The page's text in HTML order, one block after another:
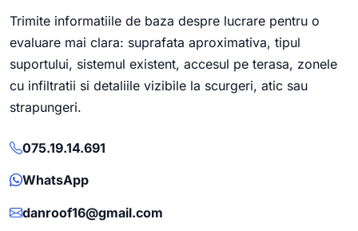
Trimite informatiile de baza despre lucrare pentru o
evaluare mai clara: suprafata aproximativa, tipul
suportului, sistemul existent, accesul pe terasa, zonele
cu infiltratii si detaliile vizibile la scurgeri, atic sau
strapungeri.
075.19.14.691
WhatsApp
danroof16@gmail.com